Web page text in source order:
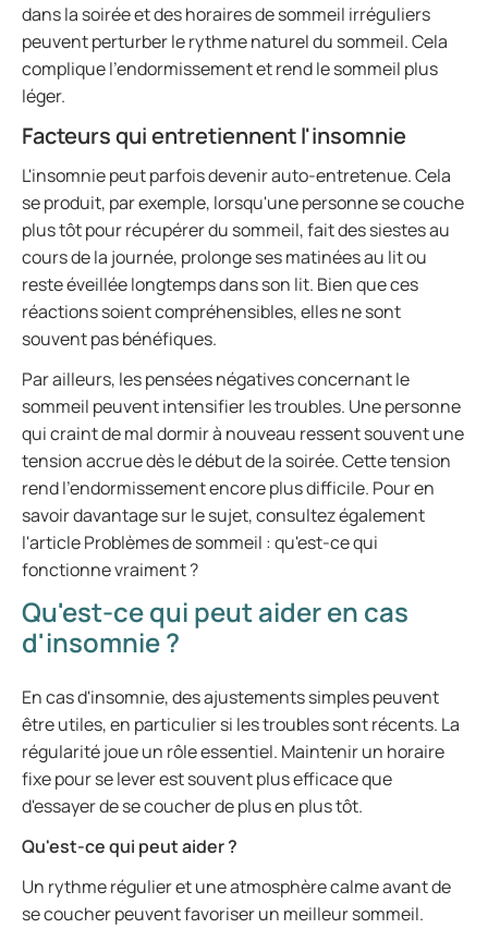
dans la soirée et des horaires de sommeil irréguliers
peuvent perturber le rythme naturel du sommeil. Cela
complique l'endormissement et rend le sommeil plus
léger.
Facteurs qui entretiennent l'insomnie
L'insomnie peut parfois devenir auto-entretenue. Cela
se produit, par exemple, lorsqu'une personne se couche
plus tôt pour récupérer du sommeil, fait des siestes au
cours de la journée, prolonge ses matinées au lit ou
reste éveillée longtemps dans son lit. Bien que ces
réactions soient compréhensibles, elles ne sont
souvent pas bénéfiques.
Par ailleurs, les pensées négatives concernant le
sommeil peuvent intensifier les troubles. Une personne
qui craint de mal dormir à nouveau ressent souvent une
tension accrue dès le début de la soirée. Cette tension
rend l'endormissement encore plus difficile. Pour en
savoir davantage sur le sujet, consultez également
l'article Problèmes de sommeil : qu'est-ce qui
fonctionne vraiment ?
Qu'est-ce qui peut aider en cas
d'insomnie ?
En cas d'insomnie, des ajustements simples peuvent
être utiles, en particulier si les troubles sont récents. La
régularité joue un rôle essentiel. Maintenir un horaire
fixe pour se lever est souvent plus efficace que
d'essayer de se coucher de plus en plus tôt.
Qu'est-ce qui peut aider ?
Un rythme régulier et une atmosphère calme avant de
se coucher peuvent favoriser un meilleur sommeil.